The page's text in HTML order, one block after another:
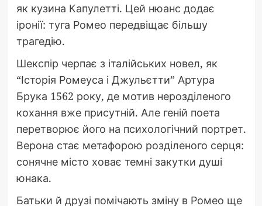
як кузина Капулетті. Цей нюанс додає
іронії: туга Ромео передвіщає більшу
трагедію.
Шекспір черпає з італійських новел, як
“Історія Ромеуса і Джульєтти” Артура
Брука 1562 року, де мотив нерозділеного
кохання вже присутній. Але геній поета
перетворює його на психологічний портрет.
Верона стає метафорою розділеного серця:
сонячне місто ховає темні закутки душі
юнака.
Батьки й друзі помічають зміну в Ромео ще